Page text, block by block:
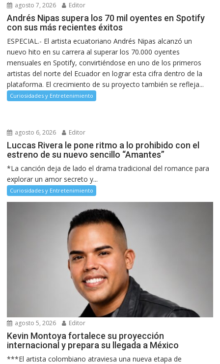
agosto 7, 2026 Editor
Andrés Nipas supera los 70 mil oyentes en Spotify
con sus más recientes éxitos
ESPECIAL.- El artista ecuatoriano Andrés Nipas alcanzó un
nuevo hito en su carrera al superar los 70.000 oyentes
mensuales en Spotify, convirtiéndose en uno de los primeros
artistas del norte del Ecuador en lograr esta cifra dentro de la
plataforma. El crecimiento de su proyecto también se refleja...
Curiosidades y Entretenimiento
agosto 6, 2026 Editor
Luccas Rivera le pone ritmo a lo prohibido con el
estreno de su nuevo sencillo “Amantes”
*La canción deja de lado el drama tradicional del romance para
explorar un amor secreto y...
Curiosidades y Entretenimiento
agosto 5, 2026 Editor
Kevin Montoya fortalece su proyección
internacional y prepara su llegada a México
***El artista colombiano atraviesa una nueva etapa de